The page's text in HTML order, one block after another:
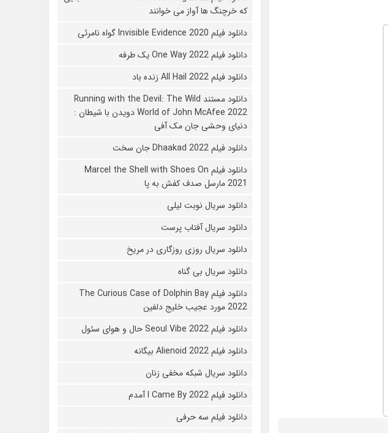
که خرچنگ ها آواز می خوانند
دانلود فیلم 2020 Invisible Evidence گواه نامرئی
دانلود فیلم One Way 2022 یک طرفه
دانلود فیلم All Hail 2022 زنده باد
دانلود مستند Running with the Devil: The Wild
World of John McAfee 2022 دویدن با شیطان :
دنیای وحشی جان مک آفی
دانلود فیلم Dhaakad 2022 جان سخت
دانلود فیلم Marcel the Shell with Shoes On
2021 مارسل صدف کفش به پا
دانلود سریال نوبت لیلی
دانلود سریال آفتاب پرست
دانلود سریال روزی روزگاری در مریخ
دانلود سریال بی گناه
دانلود فیلم The Curious Case of Dolphin Bay
2022 مورد عجیب خلیج دلفین
دانلود فیلم Seoul Vibe 2022 حال و هوای سئول
دانلود فیلم Alienoid 2022 بیگانه
دانلود سریال شبکه مخفی زنان
دانلود فیلم I Came By 2022 آمدم
دانلود فیلم سه حرفی